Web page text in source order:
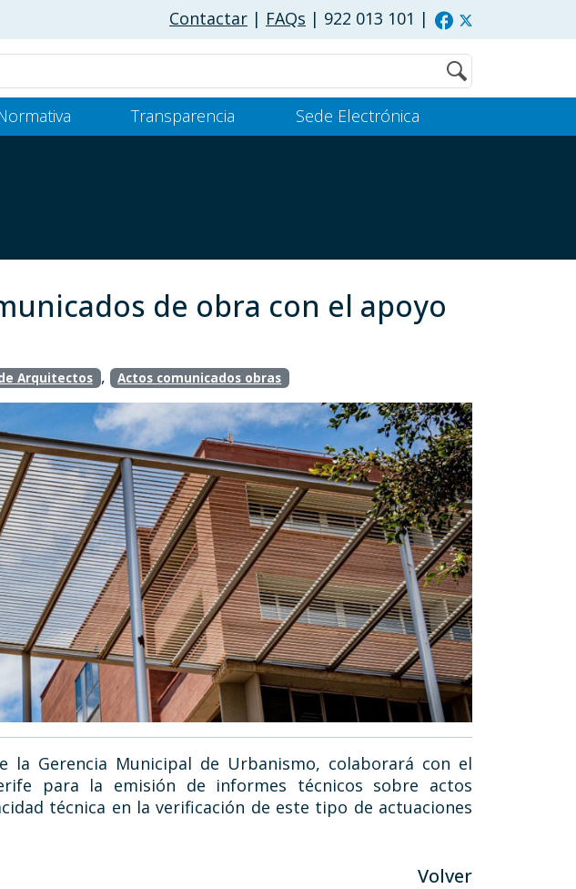
Contactar | FAQs | 922 013 101 |
Buscar
Transparencia Sede Electrónica
de obra con el apoyo
Arquitectos , Actos comunicados obras
la Gerencia Municipal de Urbanismo, colaborará con el
para la emisión de informes técnicos sobre actos
técnica en la verificación de este tipo de actuaciones
Volver